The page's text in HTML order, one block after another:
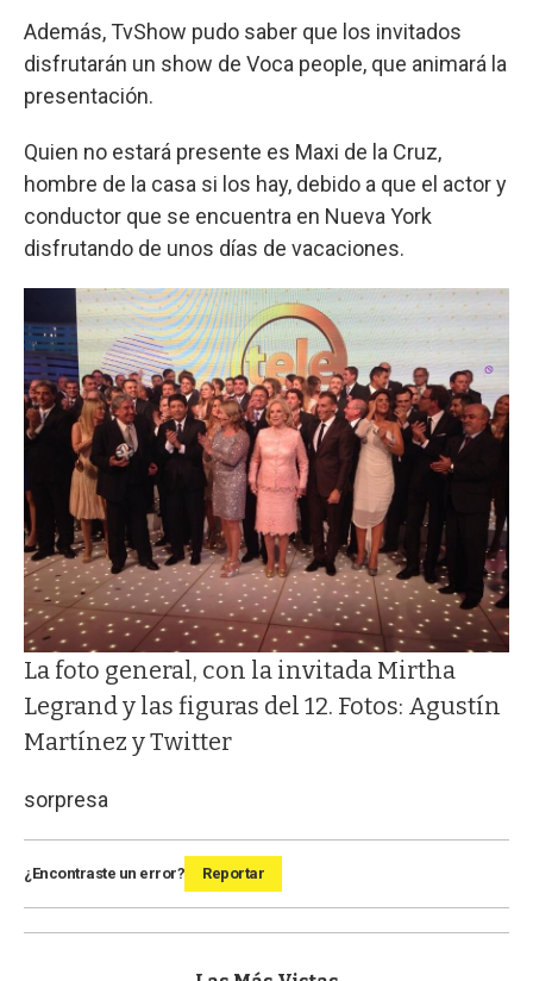
Además, TvShow pudo saber que los invitados
disfrutarán un show de Voca people, que animará la
presentación.
Quien no estará presente es Maxi de la Cruz,
hombre de la casa si los hay, debido a que el actor y
conductor que se encuentra en Nueva York
disfrutando de unos días de vacaciones.
La foto general, con la invitada Mirtha
Legrand y las figuras del 12. Fotos: Agustín
Martínez y Twitter
sorpresa
¿Encontraste un error? Reportar